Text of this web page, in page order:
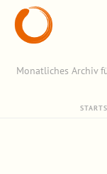
Monatliches Archiv